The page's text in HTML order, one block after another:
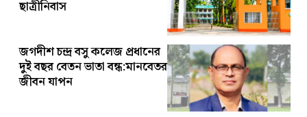
ছাত্রীনিবাস
জগদীশ চন্দ্র বসু কলেজ প্রধানের
দুই বছর বেতন ভাতা বন্ধ:মানবেতর
জীবন যাপন